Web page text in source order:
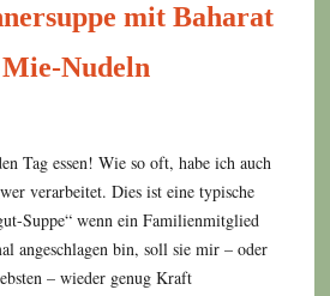
mit Baharat
Nudeln
Tag essen! Wie so oft, habe ich auch
verarbeitet. Dies ist eine typische
Suppe“ wenn ein Familienmitglied
angeschlagen bin, soll sie mir – oder
– wieder genug Kraft